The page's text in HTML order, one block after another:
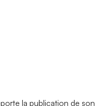
la publication de son